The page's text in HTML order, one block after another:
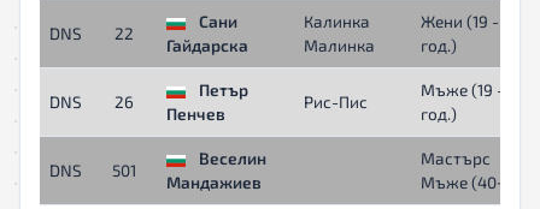
DNS 22
Сани
Гайдарска
Калинка
Малинка
Жени (19 - 39
год.)
DNS 26
Петър
Пенчев
Рис-Пис
Мъже (19 - 39
год.)
DNS 501
Веселин
Мандажиев
Мастърс
Мъже (40+)